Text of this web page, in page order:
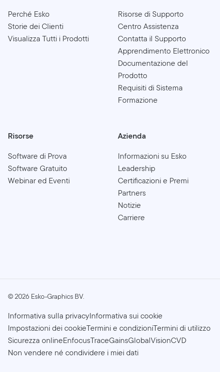
Perché Esko
Storie dei Clienti
Visualizza Tutti i Prodotti
Risorse di Supporto
Centro Assistenza
Contatta il Supporto
Apprendimento Elettronico
Documentazione del
Prodotto
Requisiti di Sistema
Formazione
Risorse
Software di Prova
Software Gratuito
Webinar ed Eventi
Azienda
Informazioni su Esko
Leadership
Certificazioni e Premi
Partners
Notizie
Carriere
©2026 Esko-Graphics BV.
Informativa sulla privacyInformativa sui cookie
Impostazioni dei cookieTermini e condizioniTermini di utilizzo
Sicurezza onlineEnfocusTraceGainsGlobalVisionCVD
Non vendere né condividere i miei dati